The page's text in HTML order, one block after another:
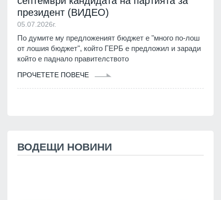
президент (ВИДЕО)
05.07.2026г.
По думите му предложеният бюджет е "много по-лош
от лошия бюджет", който ГЕРБ е предложил и заради
който е паднало правителството
ПРОЧЕТЕТЕ ПОВЕЧЕ
ВОДЕЩИ НОВИНИ